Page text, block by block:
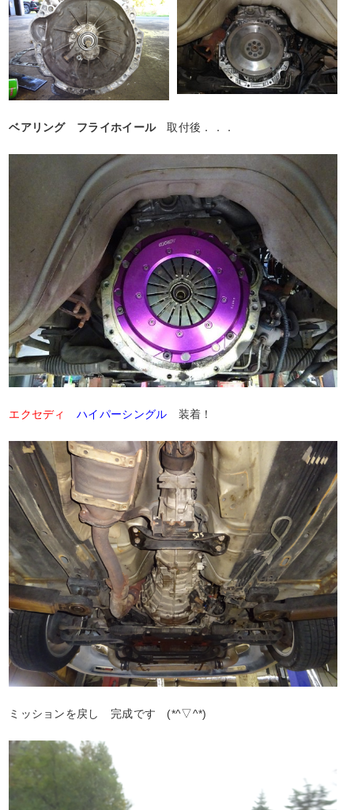
ベアリング フライホイール取付後．．．
エクセディ ハイパーシングル 装着！
ミッションを戻し 完成です (*^▽^*)